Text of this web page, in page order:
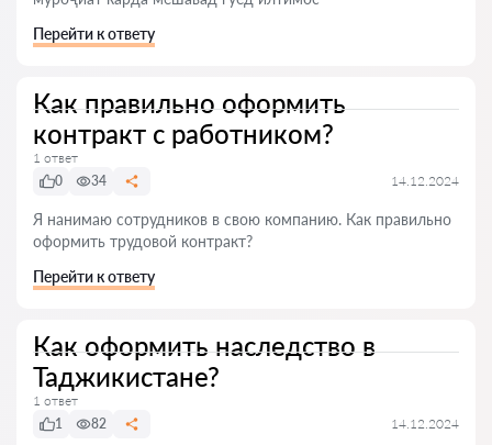
Перейти к ответу
Как правильно оформить
контракт с работником?
1 ответ
0
34 14.12.2024
Я нанимаю сотрудников в свою компанию. Как правильно
оформить трудовой контракт?
Перейти к ответу
Как оформить наследство в
Таджикистане?
1 ответ
1
82 14.12.2024